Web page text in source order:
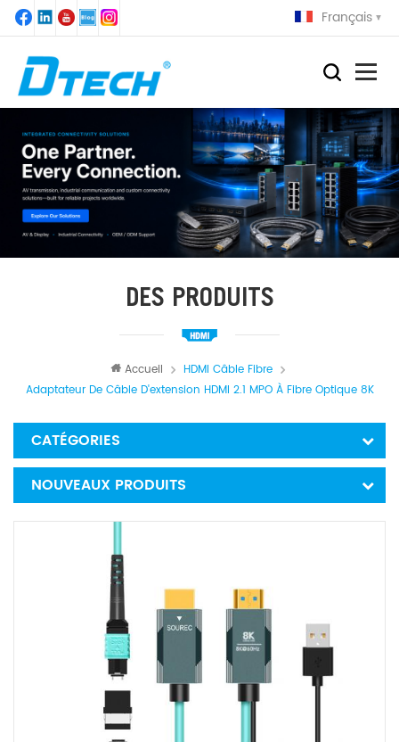
Français
DES PRODUITS
Accueil
HDMI Câble Fibre
Adaptateur De Câble D'extension HDMI 2.1 MPO À Fibre Optique 8K
CATÉGORIES
NOUVEAUX PRODUITS